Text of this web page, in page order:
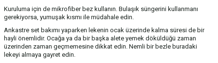
Kuruluma için de mikrofiber bez kullanın. Bulaşık süngerini kullanmanı
gerekiyorsa, yumuşak kısmı ile müdahale edin.
Ankastre set bakımı yaparken lekenin ocak üzerinde kalma süresi de bir
hayli önemlidir. Ocağa ya da bir başka alete yemek döküldüğü zaman
üzerinden zaman geçmemesine dikkat edin. Nemli bir bezle buradaki
lekeyi almaya gayret edin.